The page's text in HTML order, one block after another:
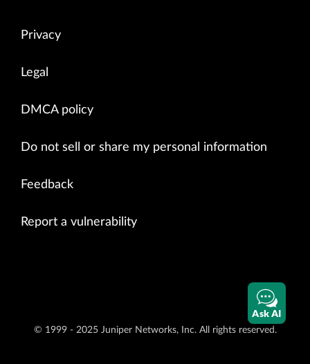
Privacy
Legal
DMCA policy
Do not sell or share my personal information
Feedback
Report a vulnerability
© 1999 - 2025 Juniper Networks, Inc. All rights reserved.
Ask AI